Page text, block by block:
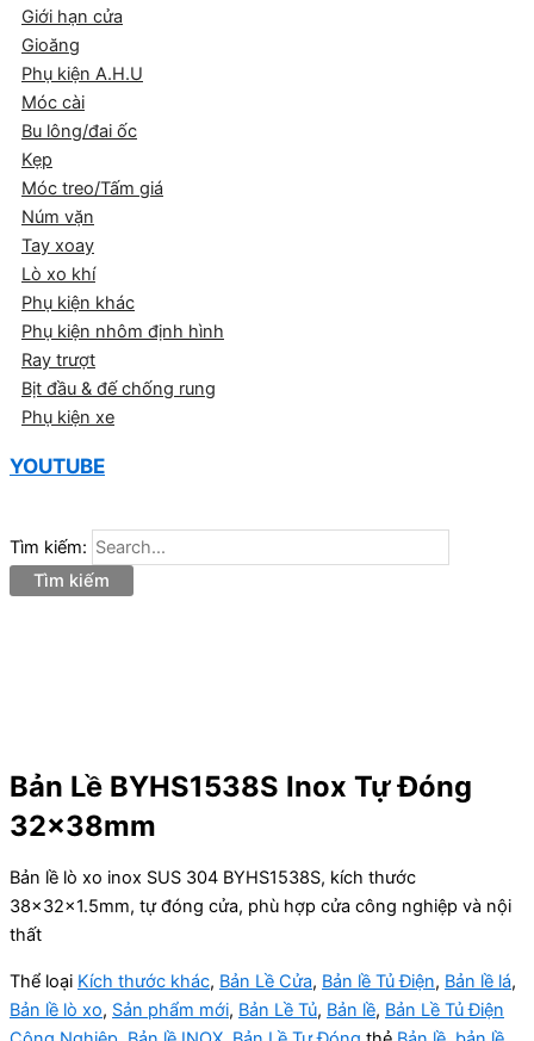
Giới hạn cửa
Gioăng
Phụ kiện A.H.U
Móc cài
Bu lông/đai ốc
Kẹp
Móc treo/Tấm giá
Núm vặn
Tay xoay
Lò xo khí
Phụ kiện khác
Phụ kiện nhôm định hình
Ray trượt
Bịt đầu & đế chống rung
Phụ kiện xe
YOUTUBE
Tìm kiếm:
Bản Lề BYHS1538S Inox Tự Đóng
32x38mm
Bản lề lò xo inox SUS 304 BYHS1538S, kích thước
38x32x1.5mm, tự đóng cửa, phù hợp cửa công nghiệp và nội
thất
Thể loại Kích thước khác, Bản Lề Cửa, Bản lề Tủ Điện, Bản lề lá,
Bản lề lò xo, Sản phẩm mới, Bản Lề Tủ, Bản lề, Bản Lề Tủ Điện